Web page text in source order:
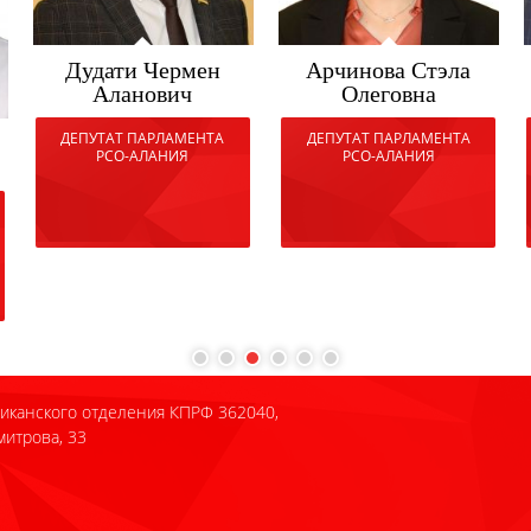
Дудати Чермен
Аланович
ДЕПУТАТ ПАРЛАМЕНТА
РСО-АЛАНИЯ
Арчинова Стэла
Олеговна
ДЕПУТАТ ПАРЛАМЕНТА
РСО-АЛАНИЯ
отделения КПРФ 362040,
33